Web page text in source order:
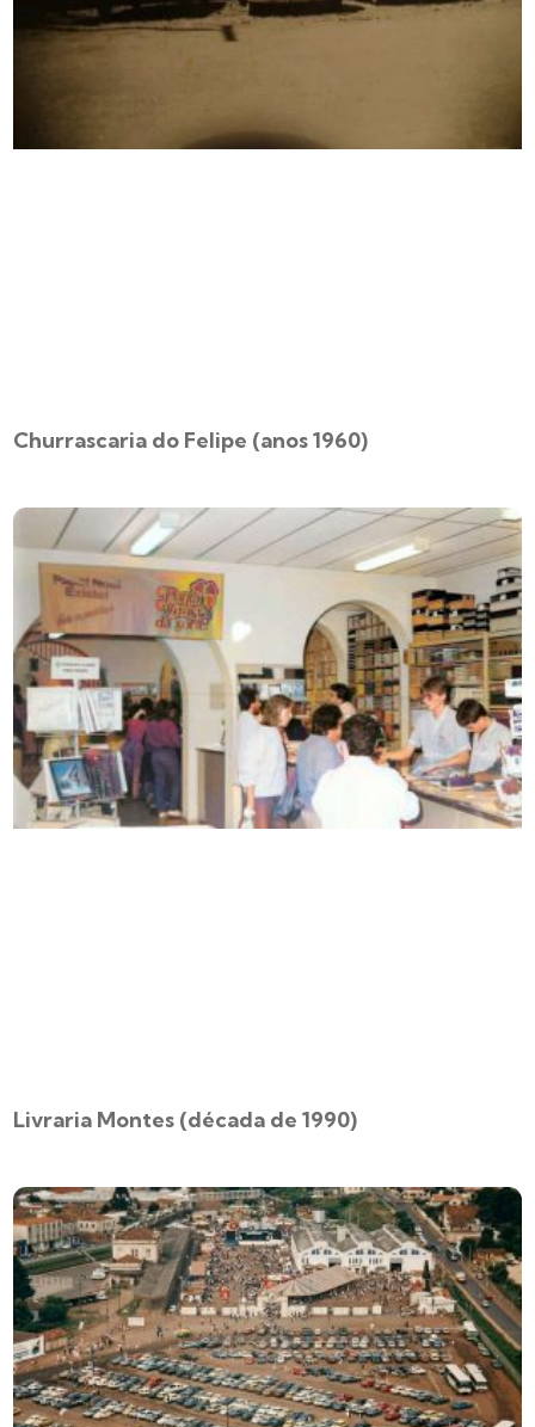
Churrascaria do Felipe (anos 1960)
Livraria Montes (década de 1990)